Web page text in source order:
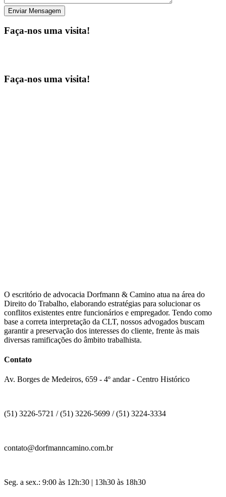
Faça-nos uma visita!
Faça-nos uma visita!
O escritório de advocacia Dorfmann & Camino atua na área do
Direito do Trabalho, elaborando estratégias para solucionar os
conflitos existentes entre funcionários e empregador. Tendo como
base a correta interpretação da CLT, nossos advogados buscam
garantir a preservação dos interesses do cliente, frente às mais
diversas ramificações do âmbito trabalhista.
Contato
Av. Borges de Medeiros, 659 - 4º andar - Centro Histórico
(51) 3226-5721 / (51) 3226-5699 / (51) 3224-3334
contato@dorfmanncamino.com.br
Seg. a sex.: 9:00 às 12h:30 | 13h30 às 18h30